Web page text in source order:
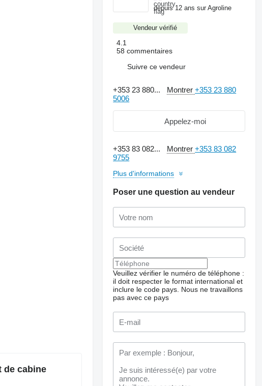
de cabine
depuis 12 ans sur Agroline
Vendeur vérifié
4.1
58 commentaires
Suivre ce vendeur
+353 23 880... Montrer+353 23 880
5006
Appelez-moi
+353 83 082... Montrer+353 83 082
9755
Plus d'informations
Poser une question au vendeur
Veuillez vérifier le numéro de téléphone :
il doit respecter le format international et
inclure le code pays. Nous ne travaillons
pas avec ce pays